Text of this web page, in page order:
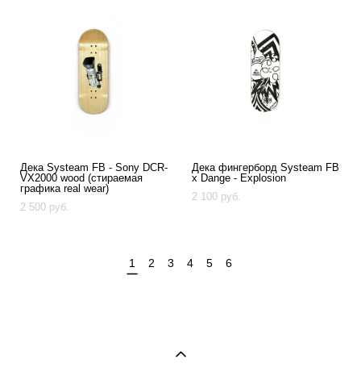
Дека Systeam FB - Sony DCR-
VX2000 wood (стираемая
графика real wear)
2 500 pуб.
Дека фингерборд Systeam FB
x Dange - Explosion
2 100 pуб.
1 2 3 4 5 6